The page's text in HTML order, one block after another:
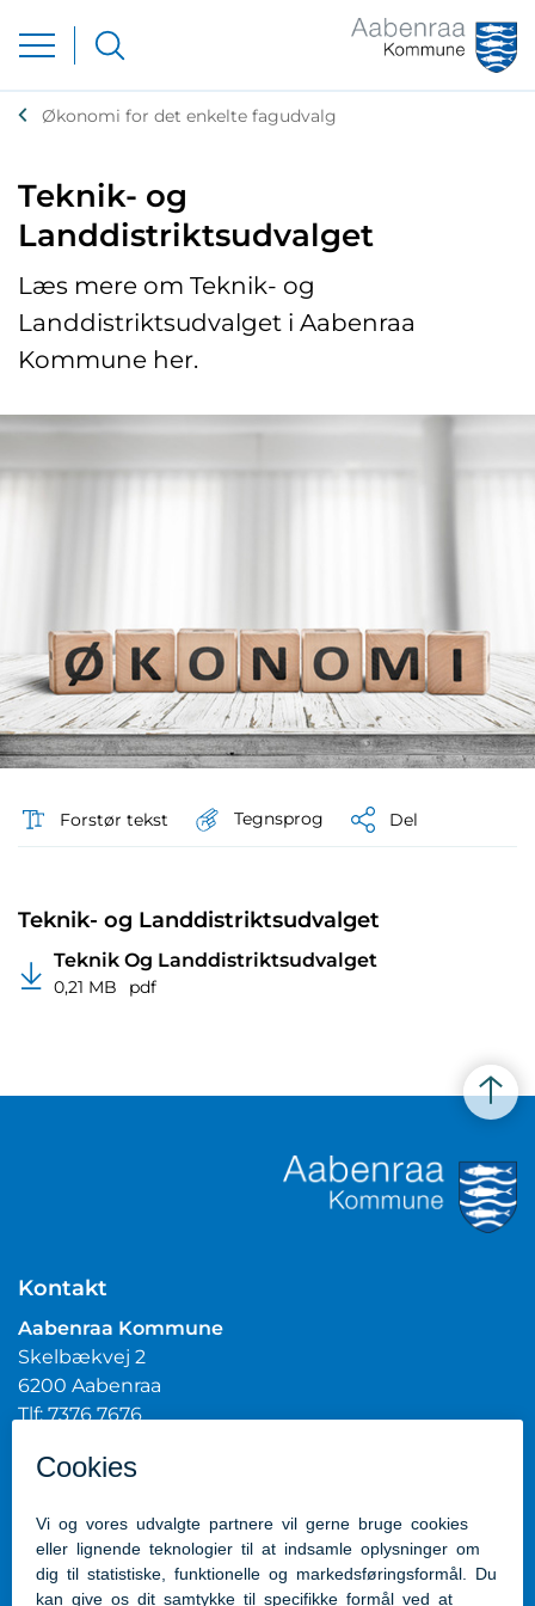
Økonomi for det enkelte fagudvalg
Teknik- og
Landdistriktsudvalget
Læs mere om Teknik- og
Landdistriktsudvalget i Aabenraa
Kommune her.
Forstør tekst Tegnsprog Del
Teknik- og Landdistriktsudvalget
Teknik Og Landdistriktsudvalget
0,21 MB pdf
Kontakt
Aabenraa Kommune
Skelbækvej 2
6200 Aabenraa
Tlf: 7376 7676
CVR.nr.: 29189854
Genveje
Kontakt kommunen